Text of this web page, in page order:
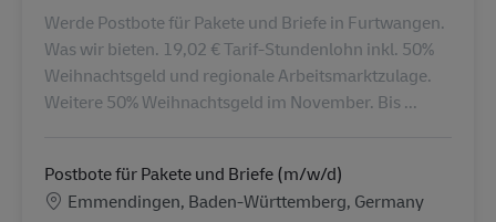
Werde Postbote für Pakete und Briefe in Furtwangen.
Was wir bieten. 19,02 € Tarif-Stundenlohn inkl. 50%
Weihnachtsgeld und regionale Arbeitsmarktzulage.
Weitere 50% Weihnachtsgeld im November. Bis ...
Postbote für Pakete und Briefe (m/w/d)
Ubicación
Emmendingen, Baden-Württemberg, Germany